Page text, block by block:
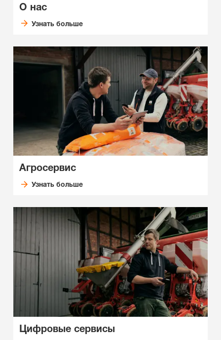
О нас
Узнать больше
Агросервис
Узнать больше
Цифровые сервисы